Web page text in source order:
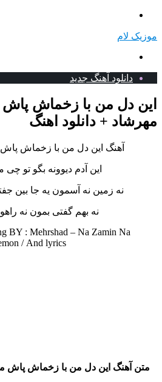
موزیک لام
دانلود آهنگ جدید
این دل من با زخماش
مهرشاد + دانلود اهنگ
آهنگ این دل من با زخماش
این آدم دیوونه بگو تو
نه زمین نه آسمون یه جا بین
نه بهم گفتی بمون نه
BY : Mehrshad – Na Zamin Na
/ And lyrics
متن آهنگ این دل من با زخماش پاش